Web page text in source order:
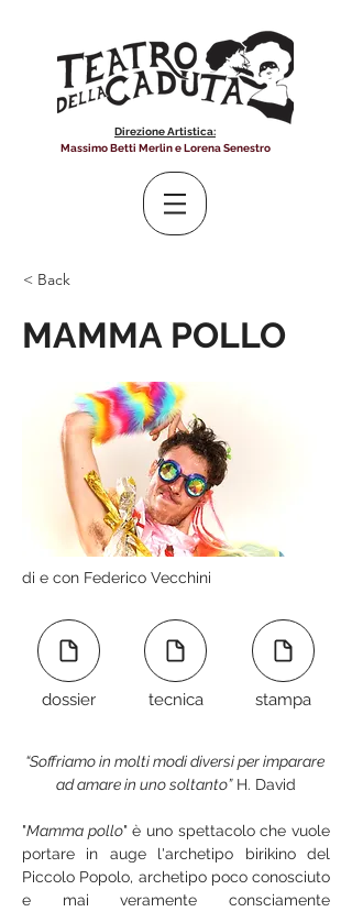
Direzione Artistica:
Massimo Betti Merlin e Lorena Senestro
< Back
MAMMA POLLO
di e con Federico Vecchini
dossier tecnica stampa
“Soffriamo in molti modi diversi per imparare
ad amare in uno soltanto” H. David
"Mamma pollo" è uno spettacolo che vuole
portare in auge l'archetipo birikino del
Piccolo Popolo, archetipo poco conosciuto
e mai veramente consciamente